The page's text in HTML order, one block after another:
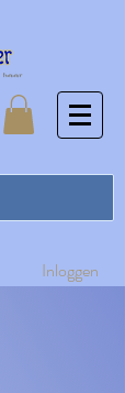
Inloggen